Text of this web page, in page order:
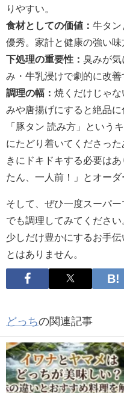
りやすい。
食材としての価値： 牛タン
優秀。家計と健康の強い味
下処理の重要性： 臭みが気
み・牛乳浸けで劇的に改善
調理の幅： 焼くだけじゃ
みや唐揚げにすると絶品に
「豚タン 読み方」という
にたどり着いてくださっ
きにドキドキする必要は
たん、一人前！」とオーダ
そして、ぜひ一度スーパ
でも調理してみてくださ
少しだけ豊かにするお手
とはありません。
どっちの関連記事